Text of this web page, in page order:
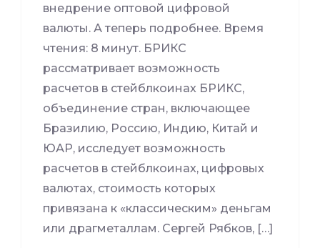
внедрение оптовой цифровой
валюты. А теперь подробнее. Время
чтения: 8 минут. БРИКС
рассматривает возможность
расчетов в стейблкоинах БРИКС,
объединение стран, включающее
Бразилию, Россию, Индию, Китай и
ЮАР, исследует возможность
расчетов в стейблкоинах, цифровых
валютах, стоимость которых
привязана к «классическим» деньгам
или драгметаллам. Сергей Рябков, […]